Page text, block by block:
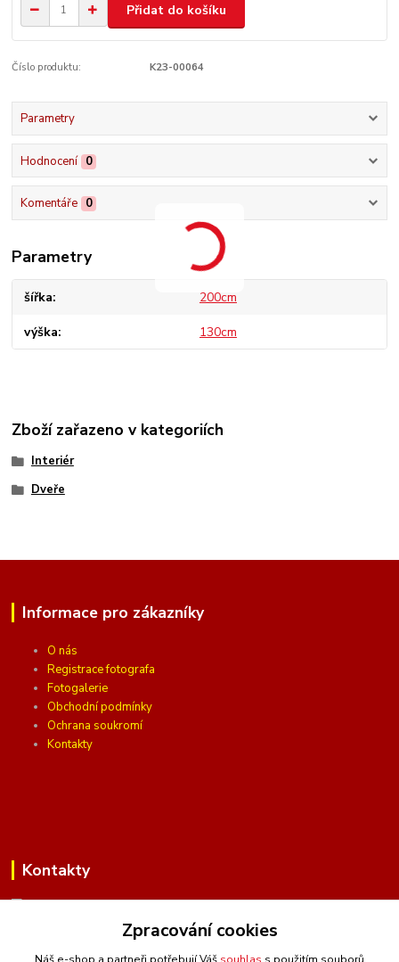
Přidat do košíku
Číslo produktu: K23-00064
Parametry
Hodnocení 0
Komentáře 0
Parametry
šířka 200cm
výška 130cm
Zboží zařazeno v kategoriích
Interiér
Dveře
Informace pro zákazníky
O nás
Registrace fotografa
Fotogalerie
Obchodní podmínky
Ochrana soukromí
Kontakty
Kontakty
(Po-Pá, 10 - 16 hod.)
Zpracování cookies